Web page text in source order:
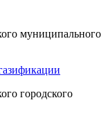
муниципального
городского